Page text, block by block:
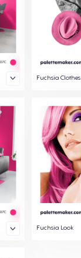
Fuchsia Clothes
Fuchsia Look